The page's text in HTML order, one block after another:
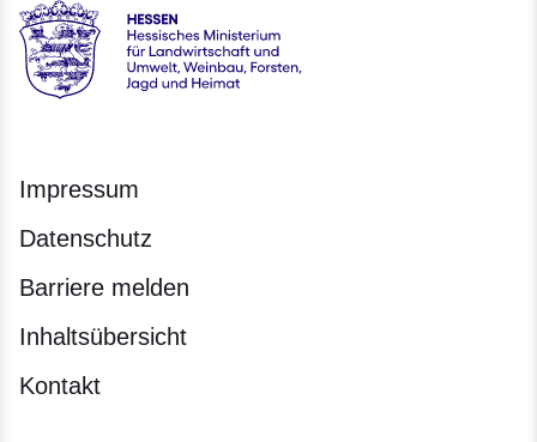
Hessen - Hessisches Ministerium für Landwirtschaft und
Impressum
Datenschutz
Barriere melden
Inhaltsübersicht
Kontakt